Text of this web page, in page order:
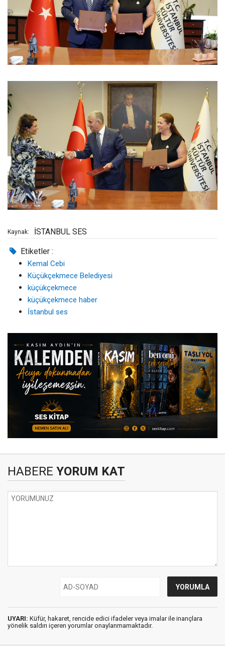
Kaynak: İSTANBUL SES
Etiketler :
Kemal Cebi
Küçükçekmece Belediyesi
küçükçekmece
küçükçekmece haber
İstanbul ses
HABERE YORUM KAT
UYARI: Küfür, hakaret, rencide edici ifadeler veya imalar ile inançlara
yönelik saldırı içeren yorumlar onaylanmamaktadır.